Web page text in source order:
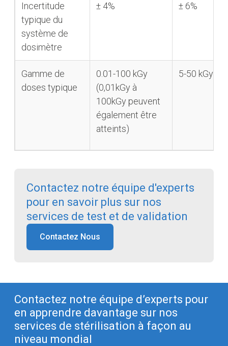
Contactez notre équipe d'experts
pour en savoir plus sur nos
services de test et de validation
Contactez Nous
Incertitude
typique du
système de
dosimètre
± 4% ± 6%
Gamme de
doses typique
0.01-100 kGy
(0,01kGy à
100kGy peuvent
également être
atteints)
5-50 kGy
Contactez notre équipe d’experts pour
en apprendre davantage sur nos
services de stérilisation à façon au
niveau mondial